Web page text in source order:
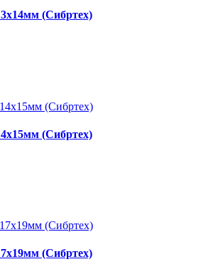
(Сибртех)
(Сибртех)
(Сибртех)